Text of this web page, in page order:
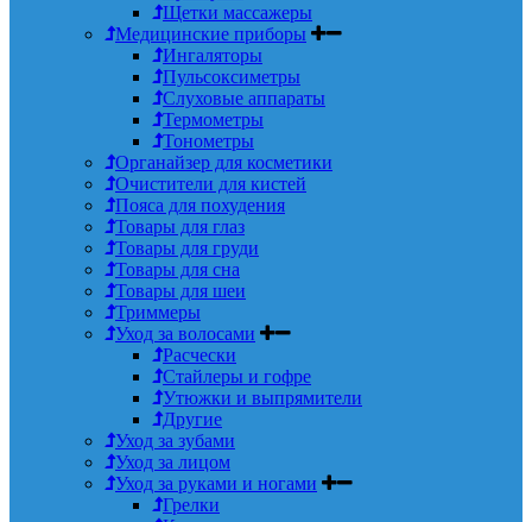
Щетки массажеры
Медицинские приборы
Ингаляторы
Пульсоксиметры
Слуховые аппараты
Термометры
Тонометры
Органайзер для косметики
Очистители для кистей
Пояса для похудения
Товары для глаз
Товары для груди
Товары для сна
Товары для шеи
Триммеры
Уход за волосами
Расчески
Стайлеры и гофре
Утюжки и выпрямители
Другие
Уход за зубами
Уход за лицом
Уход за руками и ногами
Грелки